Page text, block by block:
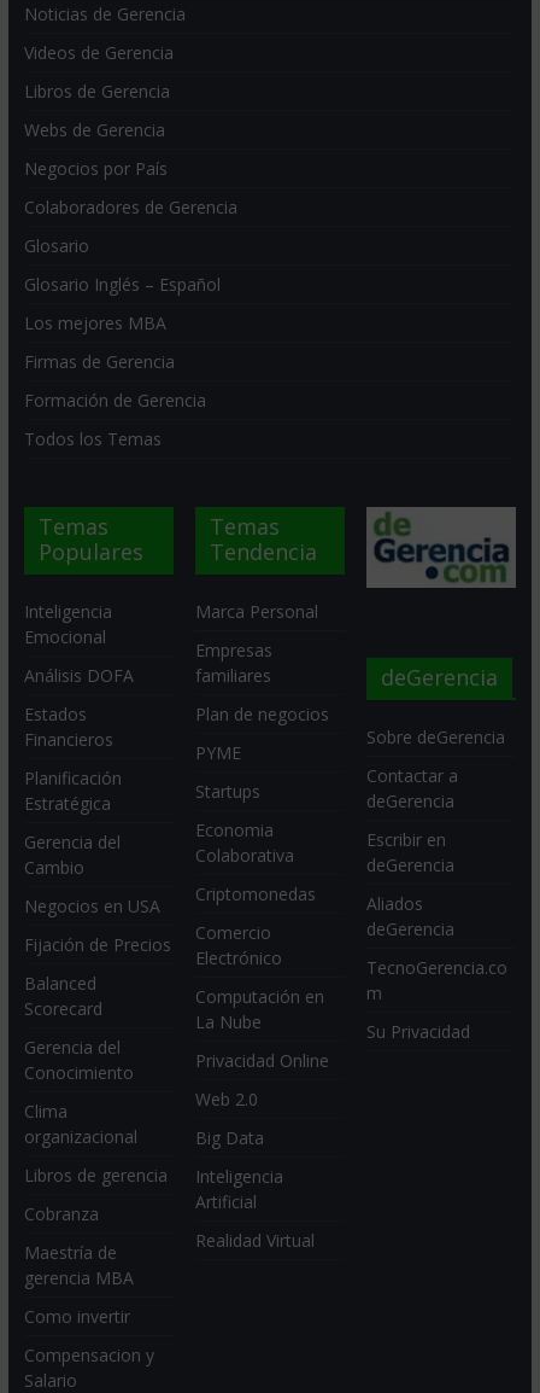
Noticias de Gerencia
Videos de Gerencia
Libros de Gerencia
Webs de Gerencia
Negocios por País
Colaboradores de Gerencia
Glosario
Glosario Inglés – Español
Los mejores MBA
Firmas de Gerencia
Formación de Gerencia
Todos los Temas
Temas
Populares
Inteligencia
Emocional
Análisis DOFA
Estados
Financieros
Planificación
Estratégica
Gerencia del
Cambio
Negocios en USA
Fijación de Precios
Balanced
Scorecard
Gerencia del
Conocimiento
Clima
organizacional
Libros de gerencia
Cobranza
Maestría de
gerencia MBA
Como invertir
Compensacion y
Salario
Temas
Tendencia
Marca Personal
Empresas
familiares
Plan de negocios
PYME
Startups
Economia
Colaborativa
Criptomonedas
Comercio
Electrónico
Computación en
La Nube
Privacidad Online
Web 2.0
Big Data
Inteligencia
Artificial
Realidad Virtual
deGerencia
Sobre deGerencia
Contactar a
deGerencia
Escribir en
deGerencia
Aliados
deGerencia
TecnoGerencia.co
m
Su Privacidad